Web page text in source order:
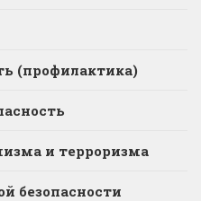
(профилактика)
и терроризма
безопасности